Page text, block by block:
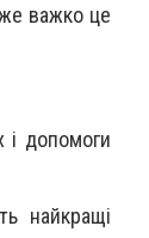
важко це
і допомоги
найкращі